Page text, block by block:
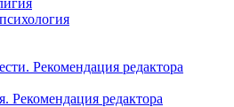
Рекомендация редактора
Рекомендация редактора